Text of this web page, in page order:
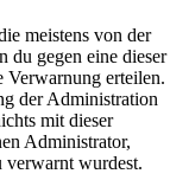
meistens von der
du gegen eine dieser
Verwarnung erteilen.
der Administration
mit dieser
Administrator,
verwarnt wurdest.